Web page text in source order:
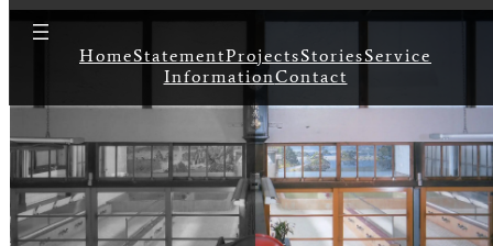
HomeStatementProjectsStoriesService
InformationContact